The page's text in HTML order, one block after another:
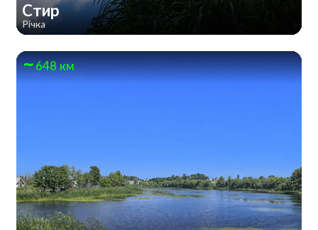
Стир
Річка
648 км